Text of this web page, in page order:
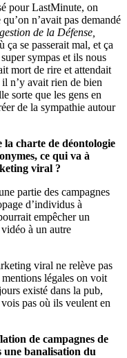
pour LastMinute, on
n’avait pas demandé
de la Défense,
se passerait mal, et ça
sympas et ils nous
mort de rire et attendait
n’y avait rien de bien
sorte que les gens en
de la sympathie autour
charte de déontologie
ce qui va à
viral ?
partie des campagnes
d’individus à
empêcher un
à un autre
viral ne relève pas
légales on voit
existé dans la pub,
pas où ils veulent en
de campagnes de
banalisation du